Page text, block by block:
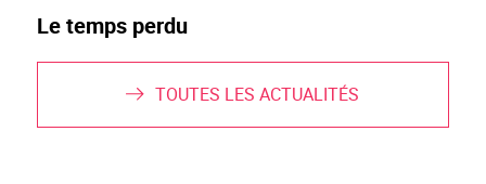
Le temps perdu
TOUTES LES ACTUALITÉS